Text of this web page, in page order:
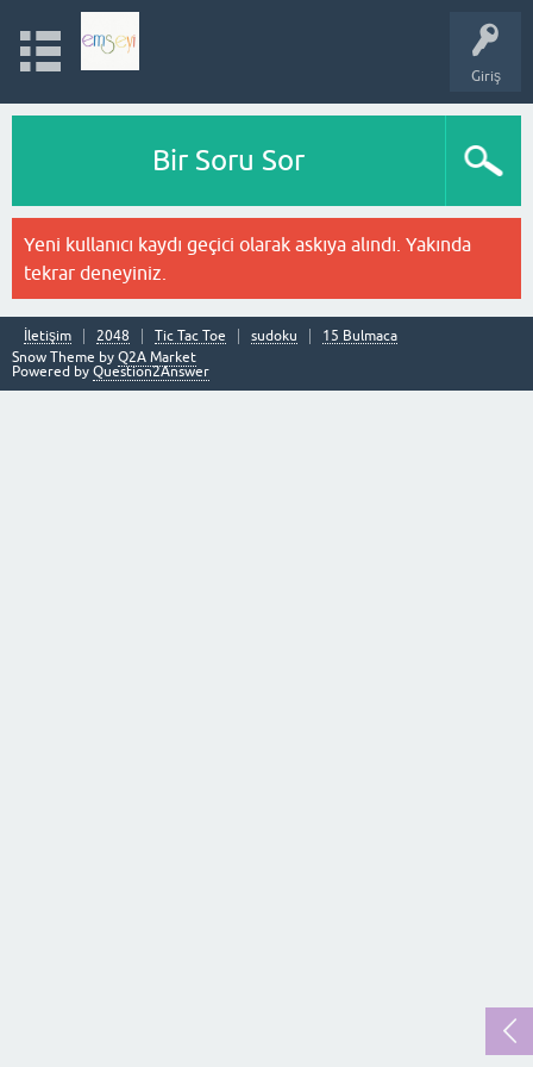
Giriş
Bir Soru Sor
Yeni kullanıcı kaydı geçici olarak askıya alındı. Yakında
tekrar deneyiniz.
İletişim 2048 Tic Tac Toe sudoku
15 Bulmaca
Snow Theme by Q2A Market
Powered by Question2Answer